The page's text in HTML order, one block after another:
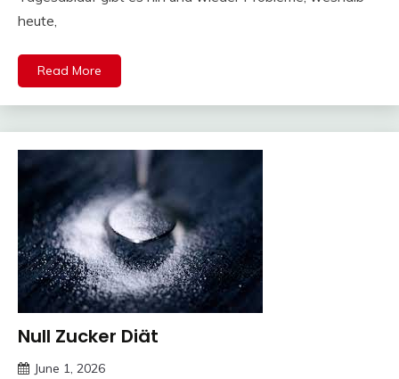
heute,
Read More
Trends
Null Zucker Diät
June 1, 2026